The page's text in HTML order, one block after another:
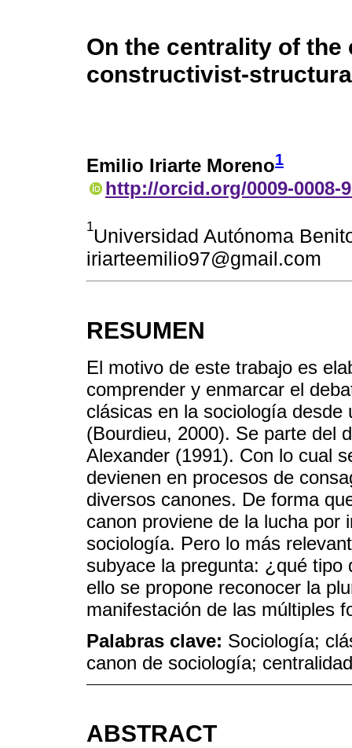
On the centrality of
constructivist-
Emilio Iriarte Moreno1
http://orcid.org/0009-0008-
1Universidad Autónoma
iriarteemilio97@gmail.com
RESUMEN
El motivo de este trabajo es
comprender y enmarcar el
clásicas en la sociología
(Bourdieu, 2000). Se parte del
Alexander (1991). Con lo cual
devienen en procesos de
diversos canones. De forma
canon proviene de la lucha por
sociología. Pero lo más
subyace la pregunta: ¿qué tipo
ello se propone reconocer la
manifestación de las múltiples
Palabras clave: Sociología;
canon de sociología;
ABSTRACT